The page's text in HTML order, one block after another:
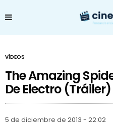
VÍDEOS
The Amazing
De Electro (Tráiler)
5 de diciembre de 2013 - 22:02